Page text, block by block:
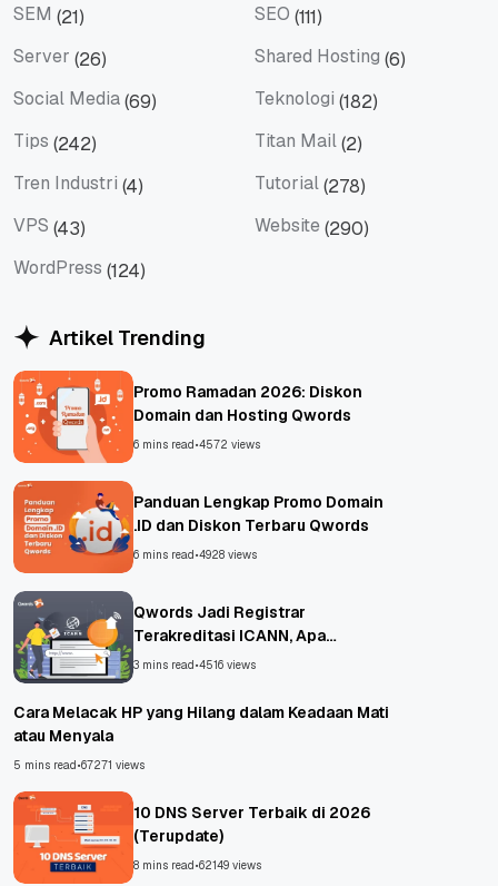
SEM (21) SEO (111)
Server (26) Shared Hosting (6)
Social Media(69) Teknologi (182)
Tips (242) Titan Mail(2)
Tren Industri (4) Tutorial(278)
VPS (43) Website (290)
WordPress (124)
Artikel Trending
Promo Ramadan 2026: Diskon
Domain dan Hosting Qwords
6 mins read•4572 views
Panduan Lengkap Promo Domain
.ID dan Diskon Terbaru Qwords
6 mins read•4928 views
Qwords Jadi Registrar
Terakreditasi ICANN, Apa
Untungnya?
3 mins read•4516 views
Cara Melacak HP yang Hilang dalam Keadaan Mati
atau Menyala
5 mins read•67271 views
10 DNS Server Terbaik di 2026
(Terupdate)
8 mins read•62149 views